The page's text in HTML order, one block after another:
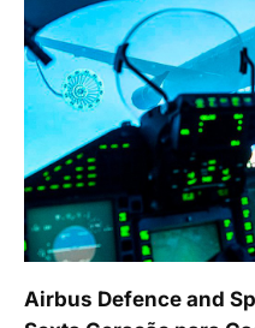
Airbus Defence and